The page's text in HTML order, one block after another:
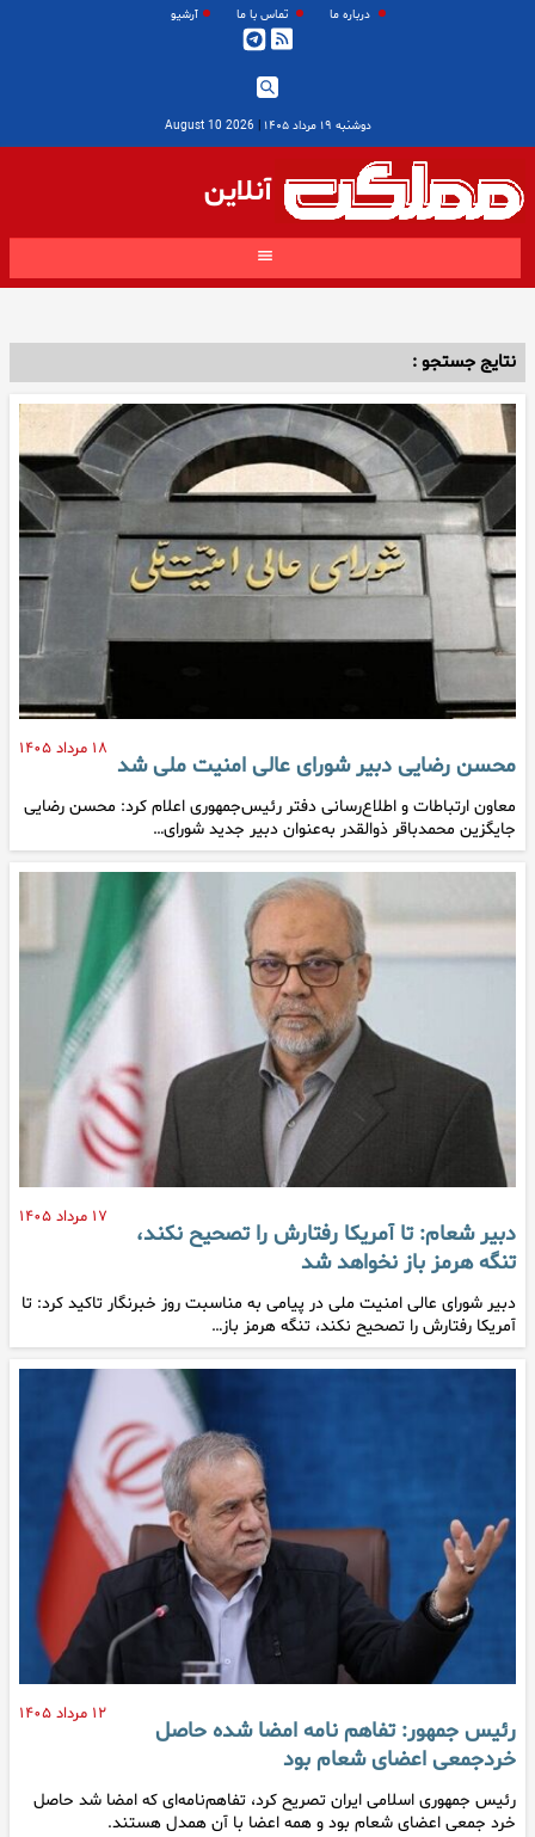
درباره ما تماس با ما آرشیو
دوشنبه ۱۹ مرداد ۱۴۰۵ |
2026 August 10
آنلاین
نتایج جستجو :
۱۸ مرداد ۱۴۰۵
محسن رضایی دبیر شورای عالی امنیت ملی شد
معاون ارتباطات و اطلاع‌رسانی دفتر رئیس‌جمهوری اعلام کرد: محسن رضایی
جایگزین محمدباقر ذوالقدر به‌عنوان دبیر جدید شورای…
۱۷ مرداد ۱۴۰۵
دبیر شعام: تا آمریکا رفتارش را تصحیح نکند،
تنگه هرمز باز نخواهد شد
دبیر شورای عالی امنیت ملی در پیامی به مناسبت روز خبرنگار تاکید کرد: تا
آمریکا رفتارش را تصحیح نکند، تنگه هرمز باز…
۱۲ مرداد ۱۴۰۵
رئیس جمهور: تفاهم نامه امضا شده حاصل
خردجمعی اعضای شعام بود
رئیس جمهوری اسلامی ایران تصریح کرد، تفاهم‌نامه‌ای که امضا شد حاصل
خرد جمعی اعضای شعام بود و همه اعضا با آن همدل هستند.